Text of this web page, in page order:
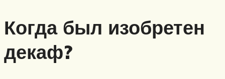
Когда был изобретен
декаф?